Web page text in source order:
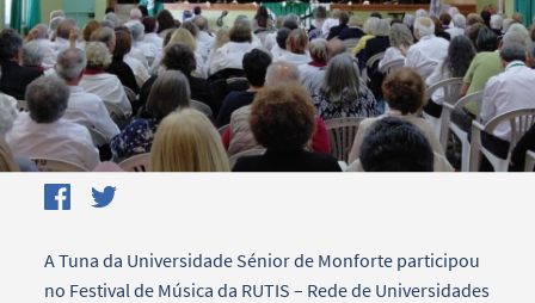
Filters
A Tuna da Universidade Sénior de Monforte participou
no Festival de Música da RUTIS – Rede de Universidades